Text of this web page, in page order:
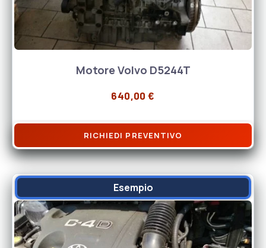
Motore Volvo D5244T
640,00€
RICHIEDI PREVENTIVO
Esempio